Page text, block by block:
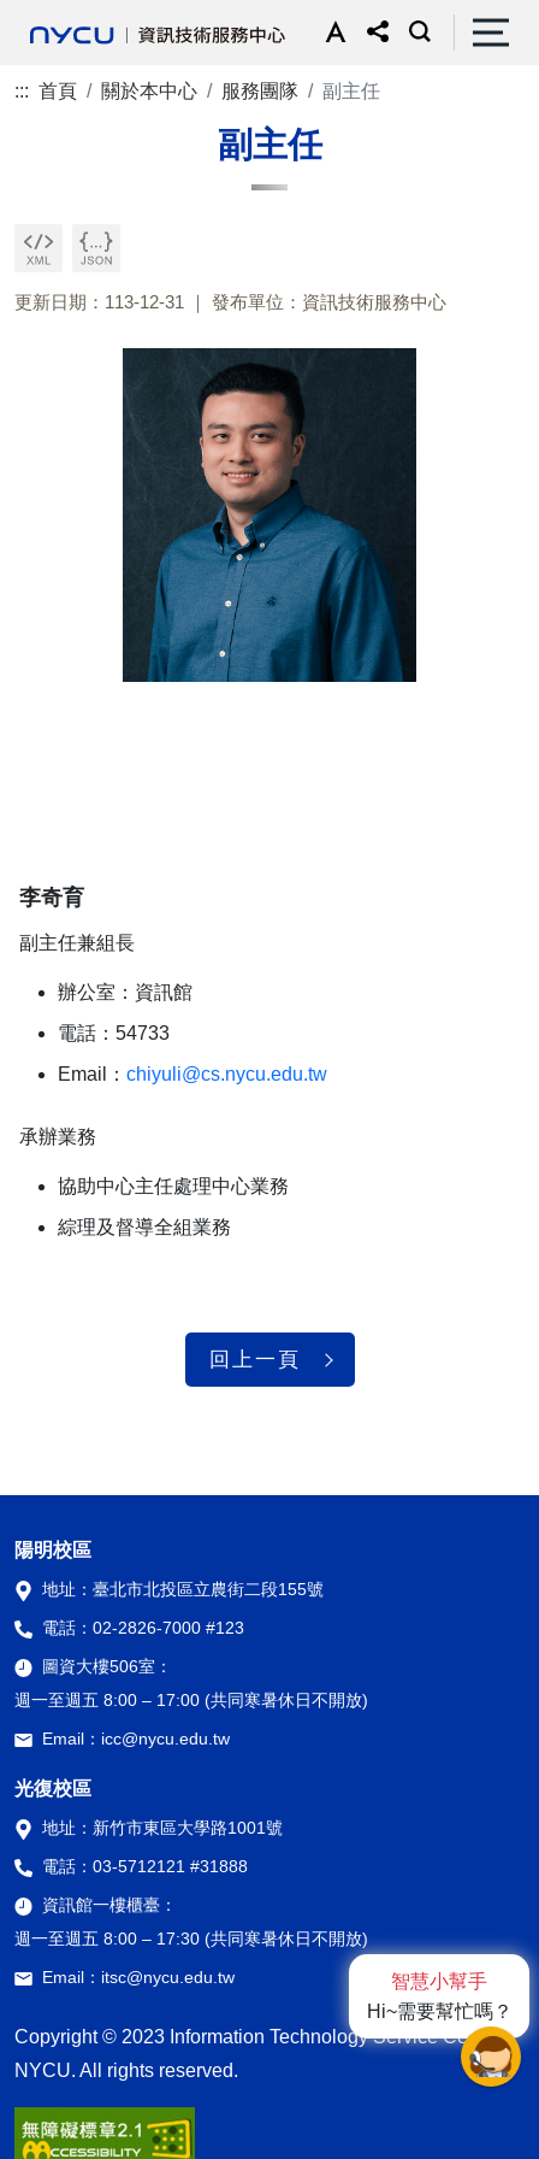
::: 首頁 關於本中心 服務團隊 副主任
副主任
更新日期：113-12-31 發布單位：資訊技術服務中心
李奇育
副主任兼組長
辦公室：資訊館
電話：54733
Email： chiyuli@cs.nycu.edu.tw
承辦業務
協助中心主任處理中心業務
綜理及督導全組業務
回上一頁
陽明校區
地址： 臺北市北投區立農街二段155號
電話： 02-2826-7000 #123
圖資大樓506室：
週一至週五 8:00 – 17:00 (共同寒暑休日不開放)
Email： icc@nycu.edu.tw
光復校區
地址： 新竹市東區大學路1001號
電話： 03-5712121 #31888
資訊館一樓櫃臺：
週一至週五 8:00 – 17:30 (共同寒暑休日不開放)
Email： itsc@nycu.edu.tw
Copyright © 2023 Information Technology Service Center,
NYCU. All rights reserved.
智慧小幫手
Hi~需要幫忙嗎？